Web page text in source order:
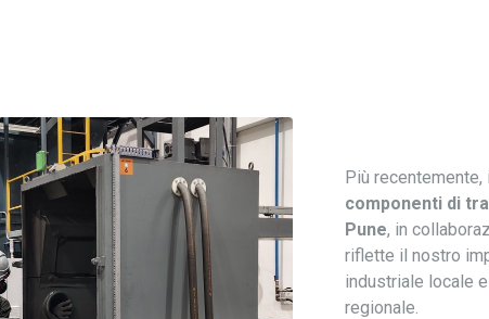
Più recentemente,
componenti di
Pune, in
riflette il nostro
industriale locale
regionale.